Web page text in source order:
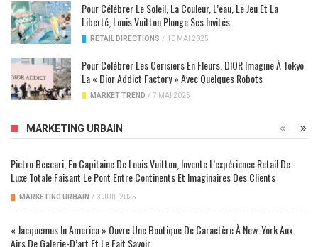
Pour Célébrer Le Soleil, La Couleur, L’eau, Le Jeu Et La
Liberté, Louis Vuitton Plonge Ses Invités
RETAIL DIRECTIONS / 10 MAI 2025
Pour Célébrer Les Cerisiers En Fleurs, DIOR Imagine À Tokyo
La « Dior Addict Factory » Avec Quelques Robots
MARKET TREND / 7 MAI 2025
MARKETING URBAIN
Pietro Beccari, En Capitaine De Louis Vuitton, Invente L’expérience Retail De
Luxe Totale Faisant Le Pont Entre Continents Et Imaginaires Des Clients
MARKETING URBAIN / 3 JUIL 2025
« Jacquemus In America » Ouvre Une Boutique De Caractère À New-York Aux
Airs De Galerie-D’art Et Le Fait Savoir